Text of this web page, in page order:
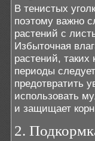
В тенистых
поэтому важно
растений с
Избыточная
растений,
периоды
предотвратить
использовать
и защищает
2.